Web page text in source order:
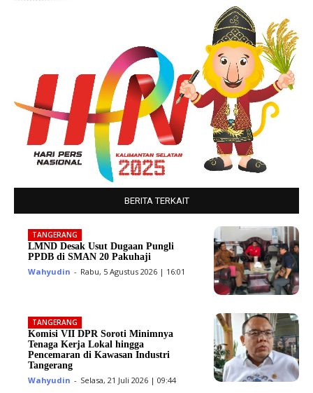
BERITA TERKAIT
TANGERANG
LMND Desak Usut Dugaan Pungli
PPDB di SMAN 20 Pakuhaji
Wahyudin - Rabu, 5 Agustus 2026 | 16:01
TANGERANG
Komisi VII DPR Soroti Minimnya
Tenaga Kerja Lokal hingga
Pencemaran di Kawasan Industri
Tangerang
Wahyudin - Selasa, 21 Juli 2026 | 09:44